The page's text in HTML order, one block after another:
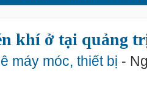
khí ở tại quảng
máy móc, thiết bị -